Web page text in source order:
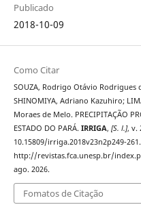
Publicado
2018-10-09
Como Citar
SOUZA, Rodrigo Otávio Rodrigues
SHINOMIYA, Adriano Kazuhiro;
Moraes de Melo. PRECIPITAÇÃO
ESTADO DO PARÁ. IRRIGA, [S. l.], v.
10.15809/irriga.2018v23n2p249-
http://revistas.fca.unesp.br/
ago. 2026.
Fomatos de Citação